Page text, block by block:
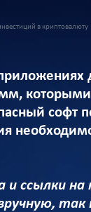
в криптовалюту
софт
и ссылки